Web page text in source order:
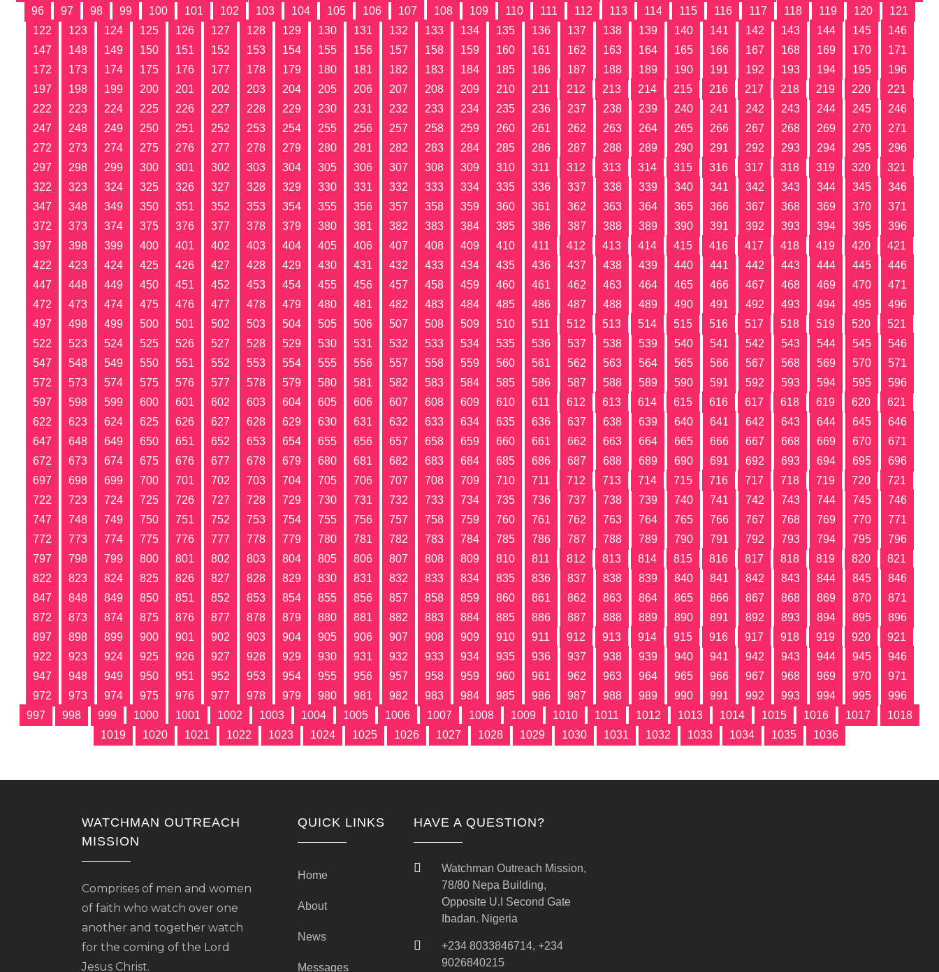
96
97 98 99 100 101 102 103 104 105 106 107 108 109 110 111 112 113 114 115 116 117 118 119 120
121
122
123 124 125 126 127 128 129 130 131 132 133 134 135 136 137 138 139 140 141 142 143 144 145
146
147
148 149 150 151 152 153 154 155 156 157 158 159 160 161 162 163 164 165 166 167 168 169 170
171
172
173 174 175 176 177 178 179 180 181 182 183 184 185 186 187 188 189 190 191 192 193 194 195
196
197
198 199 200 201 202 203 204 205 206 207 208 209 210 211 212 213 214 215 216 217 218 219 220
221
222
223 224 225 226 227 228 229 230 231 232 233 234 235 236 237 238 239 240 241 242 243 244 245
246
247
248 249 250 251 252 253 254 255 256 257 258 259 260 261 262 263 264 265 266 267 268 269 270
271
272
273 274 275 276 277 278 279 280 281 282 283 284 285 286 287 288 289 290 291 292 293 294 295
296
297
298 299 300 301 302 303 304 305 306 307 308 309 310 311 312 313 314 315 316 317 318 319 320
321
322
323 324 325 326 327 328 329 330 331 332 333 334 335 336 337 338 339 340 341 342 343 344 345
346
347
348 349 350 351 352 353 354 355 356 357 358 359 360 361 362 363 364 365 366 367 368 369 370
371
372
373 374 375 376 377 378 379 380 381 382 383 384 385 386 387 388 389 390 391 392 393 394 395
396
397
398 399 400 401 402 403 404 405 406 407 408 409 410 411 412 413 414 415 416 417 418 419 420
421
422
423 424 425 426 427 428 429 430 431 432 433 434 435 436 437 438 439 440 441 442 443 444 445
446
447
448 449 450 451 452 453 454 455 456 457 458 459 460 461 462 463 464 465 466 467 468 469 470
471
472
473 474 475 476 477 478 479 480 481 482 483 484 485 486 487 488 489 490 491 492 493 494 495
496
497
498 499 500 501 502 503 504 505 506 507 508 509 510 511 512 513 514 515 516 517 518 519 520
521
522
523 524 525 526 527 528 529 530 531 532 533 534 535 536 537 538 539 540 541 542 543 544 545
546
547
548 549 550 551 552 553 554 555 556 557 558 559 560 561 562 563 564 565 566 567 568 569 570
571
572
573 574 575 576 577 578 579 580 581 582 583 584 585 586 587 588 589 590 591 592 593 594 595
596
597
598 599 600 601 602 603 604 605 606 607 608 609 610 611 612 613 614 615 616 617 618 619 620
621
622
623 624 625 626 627 628 629 630 631 632 633 634 635 636 637 638 639 640 641 642 643 644 645
646
647
648 649 650 651 652 653 654 655 656 657 658 659 660 661 662 663 664 665 666 667 668 669 670
671
672
673 674 675 676 677 678 679 680 681 682 683 684 685 686 687 688 689 690 691 692 693 694 695
696
697
698 699 700 701 702 703 704 705 706 707 708 709 710 711 712 713 714 715 716 717 718 719 720
721
722
723 724 725 726 727 728 729 730 731 732 733 734 735 736 737 738 739 740 741 742 743 744 745
746
747
748 749 750 751 752 753 754 755 756 757 758 759 760 761 762 763 764 765 766 767 768 769 770
771
772
773 774 775 776 777 778 779 780 781 782 783 784 785 786 787 788 789 790 791 792 793 794 795
796
797
798 799 800 801 802 803 804 805 806 807 808 809 810 811 812 813 814 815 816 817 818 819 820
821
822
823 824 825 826 827 828 829 830 831 832 833 834 835 836 837 838 839 840 841 842 843 844 845
846
847
848 849 850 851 852 853 854 855 856 857 858 859 860 861 862 863 864 865 866 867 868 869 870
871
872
873 874 875 876 877 878 879 880 881 882 883 884 885 886 887 888 889 890 891 892 893 894 895
896
897
898 899 900 901 902 903 904 905 906 907 908 909 910 911 912 913 914 915 916 917 918 919 920
921
922
923 924 925 926 927 928 929 930 931 932 933 934 935 936 937 938 939 940 941 942 943 944 945
946
947
948 949 950 951 952 953 954 955 956 957 958 959 960 961 962 963 964 965 966 967 968 969 970
971
972
973 974 975 976 977 978 979 980 981 982 983 984 985 986 987 988 989 990 991 992 993 994 995
996
997
998 999 1000 1001 1002 1003 1004 1005 1006 1007 1008 1009 1010 1011 1012 1013 1014 1015 1016 1017
1018
1019
1020 1021 1022 1023 1024 1025 1026 1027 1028 1029 1030 1031 1032 1033 1034 1035 1036
WATCHMAN OUTREACH
MISSION
Comprises of men and women
of faith who watch over one
another and together watch
for the coming of the Lord
Jesus Christ.
QUICK LINKS
Home
About
News
Messages
HAVE A QUESTION?
Watchman Outreach Mission,
78/80 Nepa Building,
Opposite U.I Second Gate
Ibadan. Nigeria
+234 8033846714, +234
9026840215